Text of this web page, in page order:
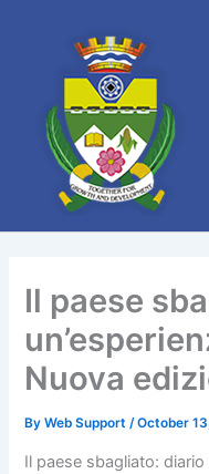
Il paese
Nuova
ByWeb Support/October
Il paese sbagliato: